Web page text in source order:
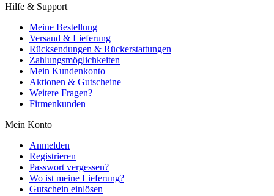
Hilfe & Support
Meine Bestellung
Versand & Lieferung
Rücksendungen & Rückerstattungen
Zahlungsmöglichkeiten
Mein Kundenkonto
Aktionen & Gutscheine
Weitere Fragen?
Firmenkunden
Mein Konto
Anmelden
Registrieren
Passwort vergessen?
Wo ist meine Lieferung?
Gutschein einlösen